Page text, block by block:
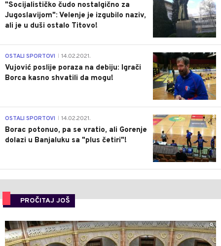
"Socijalističko čudo nostalgično za
Jugoslavijom": Velenje je izgubilo naziv,
ali je u duši ostalo Titovo!
1
OSTALI SPORTOVI 14.02.2021.
Vujović poslije poraza na debiju: Igrači
Borca kasno shvatili da mogu!
3
OSTALI SPORTOVI 14.02.2021.
Borac potonuo, pa se vratio, ali Gorenje
dolazi u Banjaluku sa "plus četiri"!
PROČITAJ JOŠ
0